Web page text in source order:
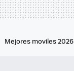
Mejores moviles 2026